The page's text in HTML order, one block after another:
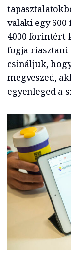
valaki egy 600
4000 forintért
fogja riasztani
csináljuk,
megveszed,
egyenleged a